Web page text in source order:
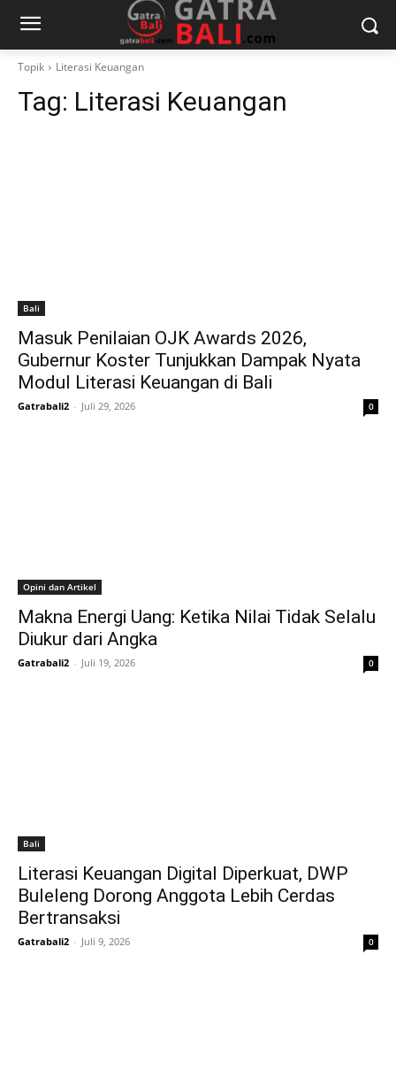
Topik Literasi Keuangan
Tag: Literasi Keuangan
Bali
Masuk Penilaian OJK Awards 2026,
Gubernur Koster Tunjukkan Dampak Nyata
Modul Literasi Keuangan di Bali
Gatrabali2 - Juli 29, 2026 0
Opini dan Artikel
Makna Energi Uang: Ketika Nilai Tidak Selalu
Diukur dari Angka
Gatrabali2 - Juli 19, 2026 0
Bali
Literasi Keuangan Digital Diperkuat, DWP
Buleleng Dorong Anggota Lebih Cerdas
Bertransaksi
Gatrabali2 - Juli 9, 2026 0